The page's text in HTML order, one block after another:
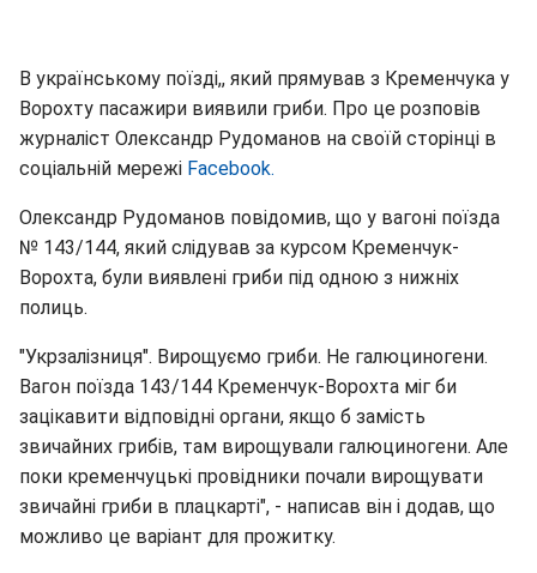
В українському поїзді,, який прямував з Кременчука у
Ворохту пасажири виявили гриби. Про це розповів
журналіст Олександр Рудоманов на своїй сторінці в
соціальній мережі Facebook.
Олександр Рудоманов повідомив, що у вагоні поїзда
№ 143/144, який слідував за курсом Кременчук-
Ворохта, були виявлені гриби під одною з нижніх
полиць.
"Укрзалізниця". Вирощуємо гриби. Не галюциногени.
Вагон поїзда 143/144 Кременчук-Ворохта міг би
зацікавити відповідні органи, якщо б замість
звичайних грибів, там вирощували галюциногени. Але
поки кременчуцькі провідники почали вирощувати
звичайні гриби в плацкарті", - написав він і додав, що
можливо це варіант для прожитку.